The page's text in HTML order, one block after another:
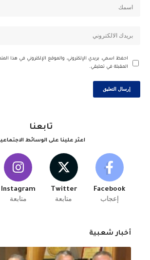
احفظ اسمي، بريدي الإلكتروني، والموقع الإلكتروني في هذا
المقبلة في تعليقي.
تابعنا
اعثر علينا على الوسائط
Facebook
إعجاب
Twitter
متابعة
Instagram
متابعة
أخبار شعبية